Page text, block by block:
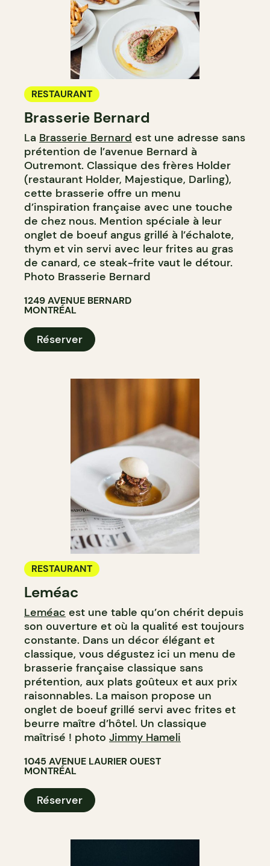
RESTAURANT
Brasserie Bernard
La Brasserie Bernard est une adresse sans
prétention de l’avenue Bernard à
Outremont. Classique des frères Holder
(restaurant Holder, Majestique, Darling),
cette brasserie offre un menu
d’inspiration française avec une touche
de chez nous. Mention spéciale à leur
onglet de boeuf angus grillé à l’échalote,
thym et vin servi avec leur frites au gras
de canard, ce steak-frite vaut le détour.
Photo Brasserie Bernard
1249 AVENUE BERNARD
MONTRÉAL
Réserver
RESTAURANT
Leméac
Leméac est une table qu’on chérit depuis
son ouverture et où la qualité est toujours
constante. Dans un décor élégant et
classique, vous dégustez ici un menu de
brasserie française classique sans
prétention, aux plats goûteux et aux prix
raisonnables. La maison propose un
onglet de boeuf grillé servi avec frites et
beurre maître d’hôtel. Un classique
maîtrisé ! photo Jimmy Hameli
1045 AVENUE LAURIER OUEST
MONTRÉAL
Réserver